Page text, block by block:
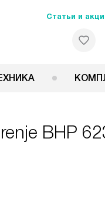
Статьи и
BHP